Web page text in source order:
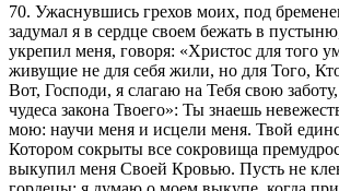
70. Ужаснувшись грехов моих, под
задумал я в сердце своем бежать в
укрепил меня, говоря: «Христос для того
живущие не для себя жили, но для Того,
Вот, Господи, я слагаю на Тебя свою
чудеса закона Твоего»: Ты знаешь
мою: научи меня и исцели меня. Твой
Котором сокрыты все сокровища
выкупил меня Своей Кровью. Пусть не